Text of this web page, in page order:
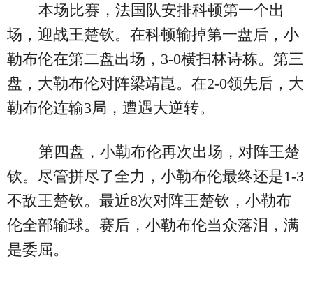
本场比赛，法国队安排科顿第一个出
场，迎战王楚钦。在科顿输掉第一盘后，小
勒布伦在第二盘出场，3-0横扫林诗栋。第三
盘，大勒布伦对阵梁靖崑。在2-0领先后，大
勒布伦连输3局，遭遇大逆转。
第四盘，小勒布伦再次出场，对阵王楚
钦。尽管拼尽了全力，小勒布伦最终还是1-3
不敌王楚钦。最近8次对阵王楚钦，小勒布
伦全部输球。赛后，小勒布伦当众落泪，满
是委屈。